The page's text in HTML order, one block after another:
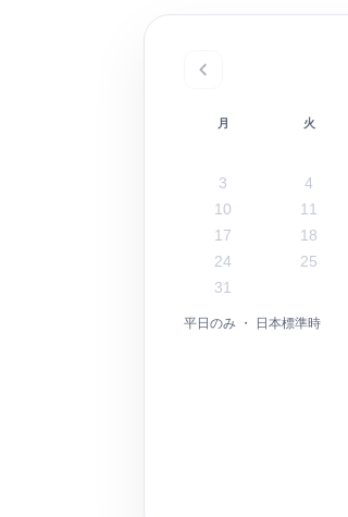
月 火
3
4
10
11
17
18
24
25
31
平日のみ ・ 日本標準時